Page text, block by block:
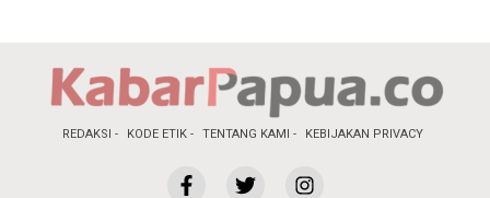
REDAKSI KODE ETIK TENTANG KAMI KEBIJAKAN PRIVACY